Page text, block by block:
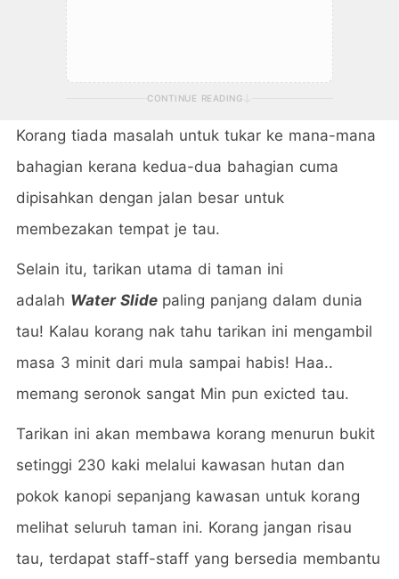
CONTINUE READING
Korang tiada masalah untuk tukar ke mana-mana
bahagian kerana kedua-dua bahagian cuma
dipisahkan dengan jalan besar untuk
membezakan tempat je tau.
Selain itu, tarikan utama di taman ini
adalah Water Slide paling panjang dalam dunia
tau! Kalau korang nak tahu tarikan ini mengambil
masa 3 minit dari mula sampai habis! Haa..
memang seronok sangat Min pun exicted tau.
Tarikan ini akan membawa korang menurun bukit
setinggi 230 kaki melalui kawasan hutan dan
pokok kanopi sepanjang kawasan untuk korang
melihat seluruh taman ini. Korang jangan risau
tau, terdapat staff-staff yang bersedia membantu